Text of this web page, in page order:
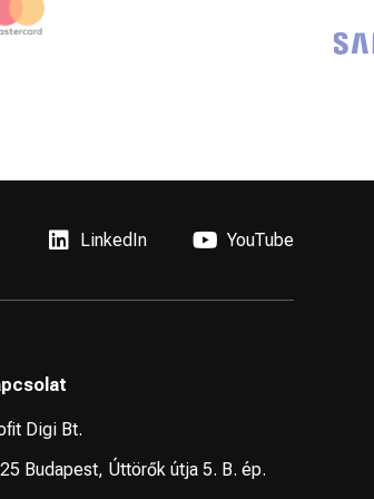
CMO
LinkedIn YouTube
Digi Bt.
Budapest, Úttörők útja 5. B. ép.